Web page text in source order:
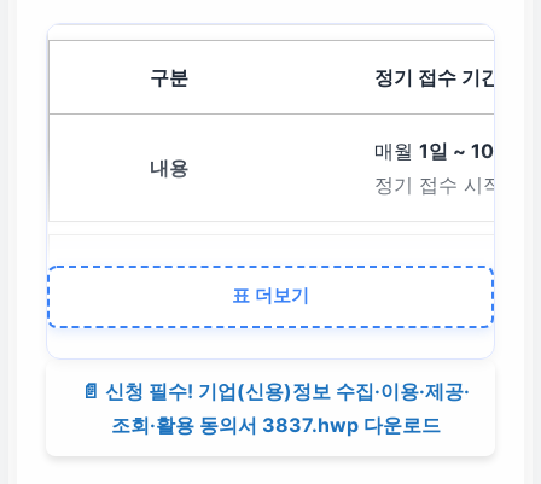
정기 접수 기간
매월 1일 ~ 10일
정기 접수 시작)
신청 방식
트) 또는 관할 지
털 취약자)
표 더보기
📄 신청 필수! 기업(신용)정보 수집·이용·제공·
조회·활용 동의서 3837.hwp 다운로드